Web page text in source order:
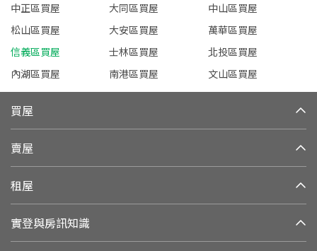
中正區買屋 大同區買屋
中山區買屋
松山區買屋
大安區買屋
萬華區買屋
信義區買屋
士林區買屋
北投區買屋
內湖區買屋
南港區買屋 文山區買屋
買屋
賣屋
租屋
實登與房訊知識